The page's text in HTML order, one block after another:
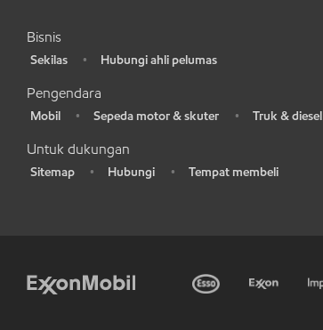
Bisnis
Sekilas • Hubungi ahli pelumas
Pengendara
Mobil • Sepeda motor & skuter • Truk & diesel
Untuk dukungan
Sitemap • Hubungi • Tempat membeli